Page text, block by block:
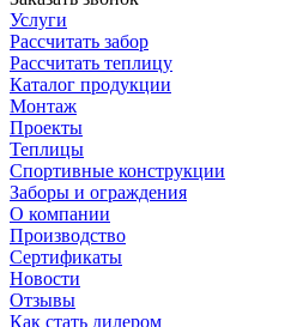
Услуги
Рассчитать забор
Рассчитать теплицу
Каталог продукции
Монтаж
Проекты
Теплицы
Спортивные конструкции
Заборы и ограждения
О компании
Производство
Сертификаты
Новости
Отзывы
Как стать дилером